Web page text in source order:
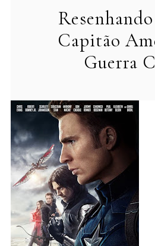
Capitão
Guerra